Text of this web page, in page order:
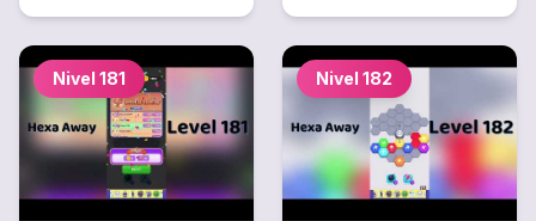
Nivel 181 Nivel 182